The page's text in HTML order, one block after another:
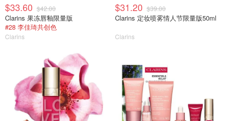
$33.60 $42.00
Clarins 果冻唇釉限量版
#28 李佳琦共创色
Clarins
$31.20 $39.00
Clarins 定妆喷雾情人节限量版50ml
Clarins